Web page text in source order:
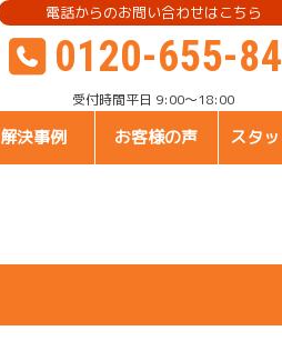
電話からのお問い合わせはこちら
0120-655-
受付時間平日 9:00～18:00
解決事例 お客様の声 スタ